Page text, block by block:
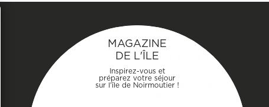
MAGAZINE
DE L'ÎLE
Inspirez-vous et
préparez votre séjour
sur l'île de Noirmoutier !